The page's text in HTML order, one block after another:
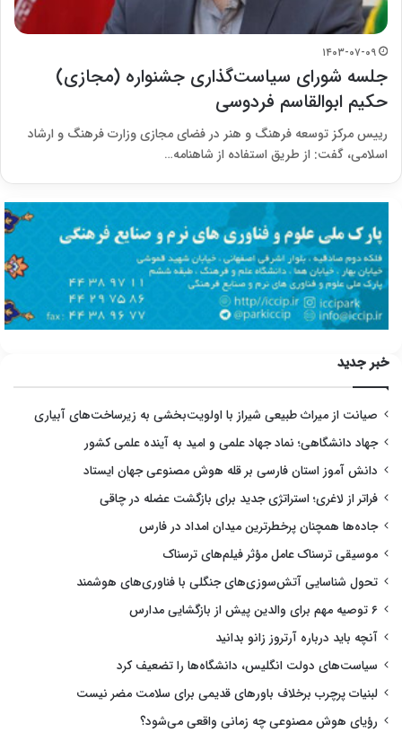
۱۴۰۳-۰۷-۰۹
جلسه شورای سیاست‌گذاری جشنواره (مجازی)
حکیم ابوالقاسم فردوسی
رییس مرکز توسعه فرهنگ و هنر در فضای مجازی وزارت فرهنگ و ارشاد
اسلامی، گفت: از طریق استفاده از شاهنامه…
خبر جدید
صیانت از میراث طبیعی شیراز با اولویت‌بخشی به زیرساخت‌های آبیاری
جهاد دانشگاهی؛ نماد جهاد علمی و امید به آینده علمی کشور
دانش آموز استان فارسی بر قله هوش مصنوعی جهان ایستاد
فراتر از لاغری؛ استراتژی جدید برای بازگشت عضله در چاقی
جاده‌ها همچنان پرخطرترین میدان امداد در فارس
موسیقی ترسناک عامل مؤثر فیلم‌های ترسناک
تحول شناسایی آتش‌سوزی‌های جنگلی با فناوری‌های هوشمند
۶ توصیه مهم برای والدین پیش از بازگشایی مدارس
آنچه باید درباره آرتروز زانو بدانید
سیاست‌های دولت انگلیس، دانشگاه‌ها را تضعیف کرد
لبنیات پرچرب برخلاف باورهای قدیمی برای سلامت مضر نیست
رؤیای هوش مصنوعی چه زمانی واقعی می‌شود؟